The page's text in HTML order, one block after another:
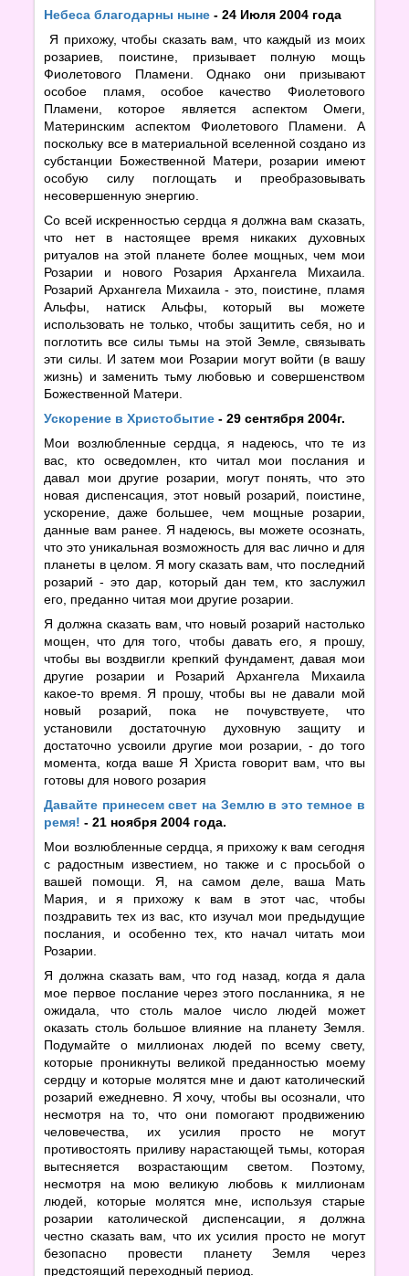
Небеса благодарны ныне - 24 Июля 2004 года
Я прихожу, чтобы сказать вам, что каждый из моих
розариев, поистине, призывает полную мощь
Фиолетового Пламени. Однако они призывают
особое пламя, особое качество Фиолетового
Пламени, которое является аспектом Омеги,
Материнским аспектом Фиолетового Пламени. А
поскольку все в материальной вселенной создано из
субстанции Божественной Матери, розарии имеют
особую силу поглощать и преобразовывать
несовершенную энергию.
Со всей искренностью сердца я должна вам сказать,
что нет в настоящее время никаких духовных
ритуалов на этой планете более мощных, чем мои
Розарии и нового Розария Архангела Михаила.
Розарий Архангела Михаила - это, поистине, пламя
Альфы, натиск Альфы, который вы можете
использовать не только, чтобы защитить себя, но и
поглотить все силы тьмы на этой Земле, связывать
эти силы. И затем мои Розарии могут войти (в вашу
жизнь) и заменить тьму любовью и совершенством
Божественной Матери.
Ускорение в Христобытие - 29 сентября 2004г.
Мои возлюбленные сердца, я надеюсь, что те из
вас, кто осведомлен, кто читал мои послания и
давал мои другие розарии, могут понять, что это
новая диспенсация, этот новый розарий, поистине,
ускорение, даже большее, чем мощные розарии,
данные вам ранее. Я надеюсь, вы можете осознать,
что это уникальная возможность для вас лично и для
планеты в целом. Я могу сказать вам, что последний
розарий - это дар, который дан тем, кто заслужил
его, преданно читая мои другие розарии.
Я должна сказать вам, что новый розарий настолько
мощен, что для того, чтобы давать его, я прошу,
чтобы вы воздвигли крепкий фундамент, давая мои
другие розарии и Розарий Архангела Михаила
какое-то время. Я прошу, чтобы вы не давали мой
новый розарий, пока не почувствуете, что
установили достаточную духовную защиту и
достаточно усвоили другие мои розарии, - до того
момента, когда ваше Я Христа говорит вам, что вы
готовы для нового розария
Давайте принесем свет на Землю в это темное в
ремя! - 21 ноября 2004 года.
Мои возлюбленные сердца, я прихожу к вам сегодня
с радостным известием, но также и с просьбой о
вашей помощи. Я, на самом деле, ваша Мать
Мария, и я прихожу к вам в этот час, чтобы
поздравить тех из вас, кто изучал мои предыдущие
послания, и особенно тех, кто начал читать мои
Розарии.
Я должна сказать вам, что год назад, когда я дала
мое первое послание через этого посланника, я не
ожидала, что столь малое число людей может
оказать столь большое влияние на планету Земля.
Подумайте о миллионах людей по всему свету,
которые проникнуты великой преданностью моему
сердцу и которые молятся мне и дают католический
розарий ежедневно. Я хочу, чтобы вы осознали, что
несмотря на то, что они помогают продвижению
человечества, их усилия просто не могут
противостоять приливу нарастающей тьмы, которая
вытесняется возрастающим светом. Поэтому,
несмотря на мою великую любовь к миллионам
людей, которые молятся мне, используя старые
розарии католической диспенсации, я должна
честно сказать вам, что их усилия просто не могут
безопасно провести планету Земля через
предстоящий переходный период.